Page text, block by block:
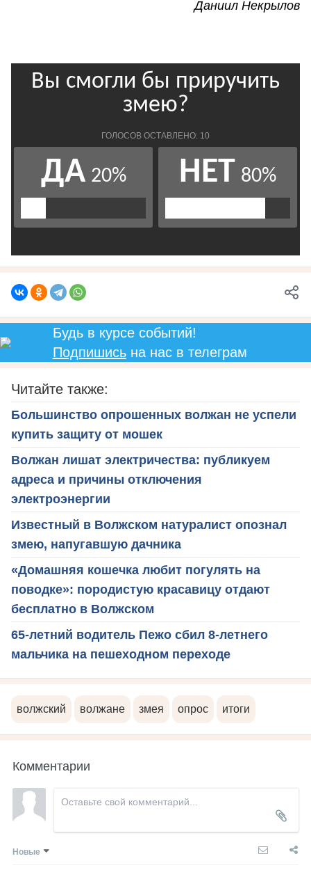
Даниил Некрылов
Будь в курсе событий!
Подпишисьна нас в телеграм
Читайте также:
Большинство опрошенных волжан не успели
купить защиту от мошек
Волжан лишат электричества: публикуем
адреса и причины отключения
электроэнергии
Известный в Волжском натуралист опознал
змею, напугавшую дачника
«Домашняя кошечка любит погулять на
поводке»: породистую красавицу отдают
бесплатно в Волжском
65-летний водитель Пежо сбил 8-летнего
мальчика на пешеходном переходе
волжский волжане змея опрос итоги
Комментарии
Новые